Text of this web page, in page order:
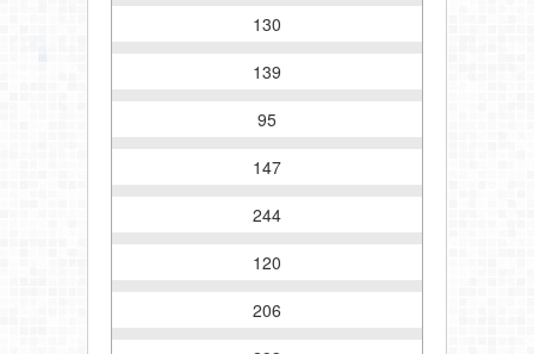
130
139
95
147
244
120
206